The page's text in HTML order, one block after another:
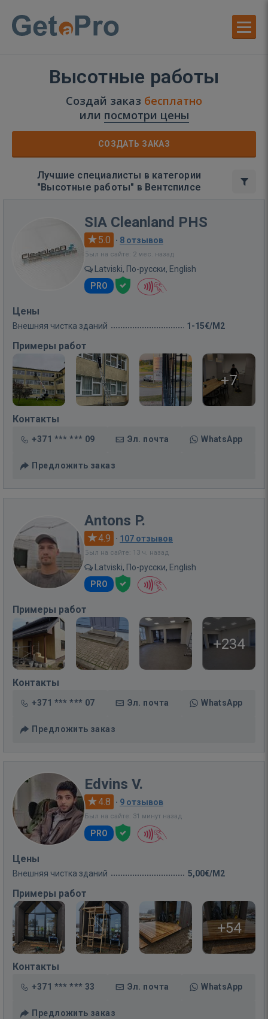
Высотные работы
Создай заказ бесплатно
или посмотри цены
СОЗДАТЬ ЗАКАЗ
Лучшие специалисты в категории
"Высотные работы" в Вентспилсе
SIA Cleanland PHS
5.0 · 8 отзывов
Был на сайте: 2 мес. назад
Latviski, По-русски, English
PRO
Цены
Внешняя чистка зданий 1-15€/M2
Примеры работ
+7
Контакты
+371 *** *** 09 Эл. почта WhatsApp
Предложить заказ
Antons P.
4.9 · 107 отзывов
Был на сайте: 13 ч. назад
Latviski, По-русски, English
PRO
Примеры работ
+234
Контакты
+371 *** *** 07 Эл. почта WhatsApp
Предложить заказ
Edvins V.
4.8 · 9 отзывов
Был на сайте: 31 минут назад
PRO
Цены
Внешняя чистка зданий 5,00€/M2
Примеры работ
+54
Контакты
+371 *** *** 33 Эл. почта WhatsApp
Предложить заказ